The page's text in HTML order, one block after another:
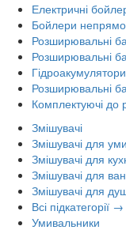
Електричні
Бойлери
Розширювальні
Розширювальні
Розширювальні
Комплектуючі до
Змішувачі
Змішувачі для
Змішувачі для
Змішувачі для
Змішувачі для
Всі підкатегорії →
Умивальники